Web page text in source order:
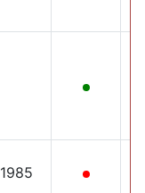
1985